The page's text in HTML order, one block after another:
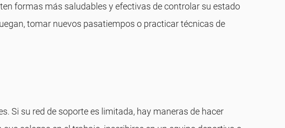
formas más saludables y efectivas de controlar su estado
tomar nuevos pasatiempos o practicar técnicas de
Si su red de soporte es limitada, hay maneras de hacer